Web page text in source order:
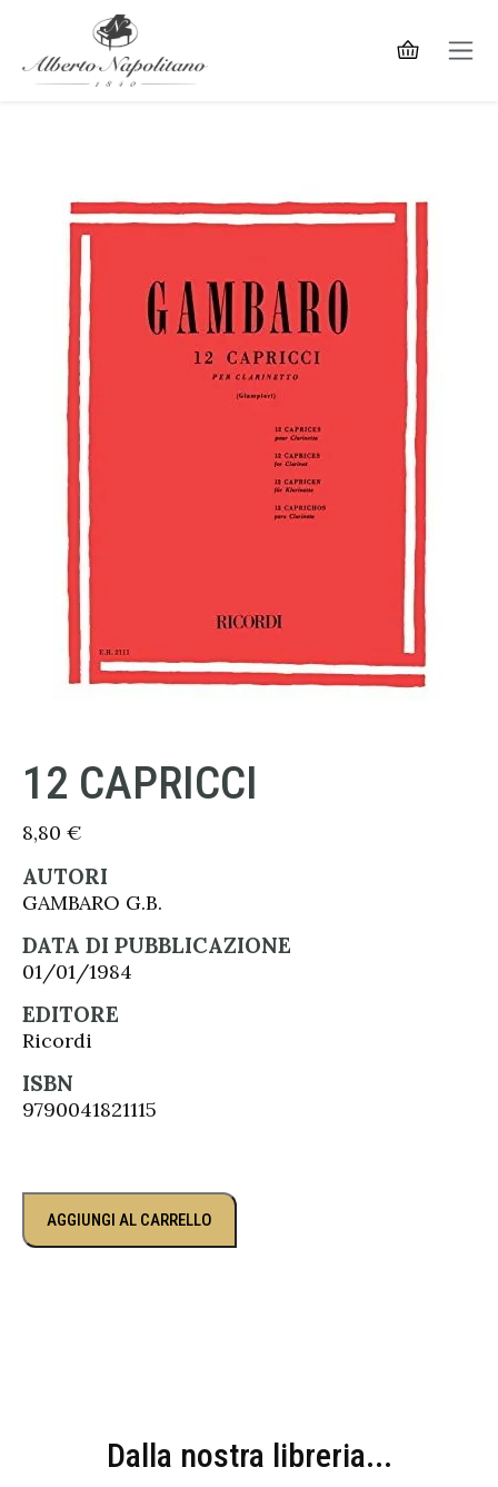
12 CAPRICCI
8,80 €
AUTORI
GAMBARO G.B.
DATA DI PUBBLICAZIONE
01/01/1984
EDITORE
Ricordi
ISBN
9790041821115
AGGIUNGI AL CARRELLO
Dalla nostra libreria...